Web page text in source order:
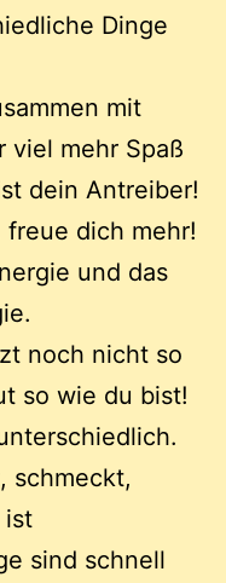
Dinge
mit
viel mehr Spaß
dein Antreiber!
dich mehr!
und das
noch nicht so
so wie du bist!
schmeckt,
ist
sind schnell